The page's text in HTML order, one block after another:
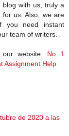
blog with us, truly a
us. Also, we are
you need instant
team of writers.
website: No 1
Assignment Help
de 2020 a las